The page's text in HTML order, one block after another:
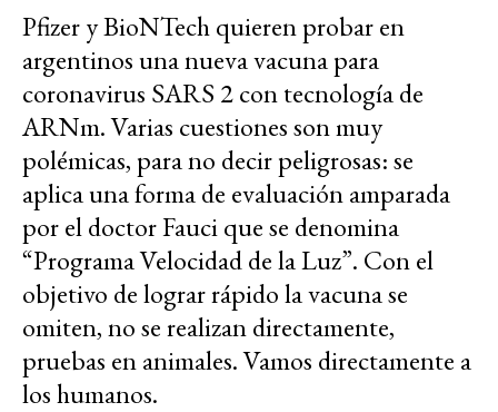
Pfizer y BioNTech quieren probar en
argentinos una nueva vacuna para
coronavirus SARS 2 con tecnología de
ARNm. Varias cuestiones son muy
polémicas, para no decir peligrosas: se
aplica una forma de evaluación amparada
por el doctor Fauci que se denomina
“Programa Velocidad de la Luz”. Con el
objetivo de lograr rápido la vacuna se
omiten, no se realizan directamente,
pruebas en animales. Vamos directamente a
los humanos.